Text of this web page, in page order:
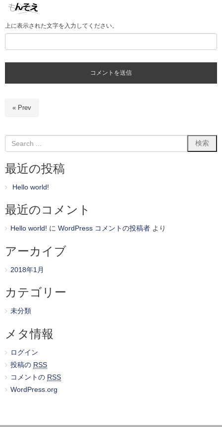
上に表示された文字を入力してください。
« Prev
最近の投稿
Hello world!
最近のコメント
Hello world! に WordPress コメントの投稿者 より
アーカイブ
2018年1月
カテゴリー
未分類
メタ情報
ログイン
投稿の RSS
コメントの RSS
WordPress.org